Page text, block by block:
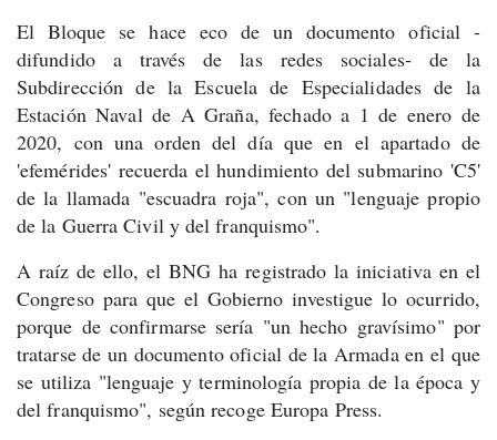
El Bloque se hace eco de un documento oficial -
difundido a través de las redes sociales- de la
Subdirección de la Escuela de Especialidades de la
Estación Naval de A Graña, fechado a 1 de enero de
2020, con una orden del día que en el apartado de
'efemérides' recuerda el hundimiento del submarino 'C5'
de la llamada "escuadra roja", con un "lenguaje propio
de la Guerra Civil y del franquismo".
A raíz de ello, el BNG ha registrado la iniciativa en el
Congreso para que el Gobierno investigue lo ocurrido,
porque de confirmarse sería "un hecho gravísimo" por
tratarse de un documento oficial de la Armada en el que
se utiliza "lenguaje y terminología propia de la época y
del franquismo", según recoge Europa Press.